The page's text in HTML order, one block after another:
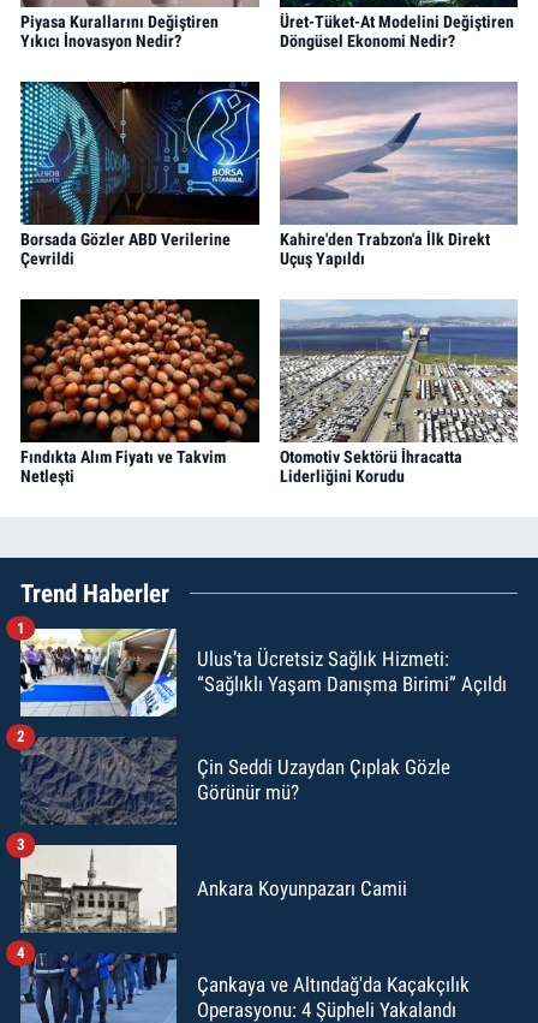
Piyasa Kurallarını Değiştiren
Yıkıcı İnovasyon Nedir?
Üret-Tüket-At Modelini Değiştiren
Döngüsel Ekonomi Nedir?
Borsada Gözler ABD Verilerine
Çevrildi
Kahire'den Trabzon'a İlk Direkt
Uçuş Yapıldı
Fındıkta Alım Fiyatı ve Takvim
Netleşti
Otomotiv Sektörü İhracatta
Liderliğini Korudu
Trend Haberler
Ulus’ta Ücretsiz Sağlık Hizmeti:
“Sağlıklı Yaşam Danışma Birimi” Açıldı
1
Çin Seddi Uzaydan Çıplak Gözle
Görünür mü?
2
Ankara Koyunpazarı Camii
3
Çankaya ve Altındağ'da Kaçakçılık
Operasyonu: 4 Şüpheli Yakalandı
4